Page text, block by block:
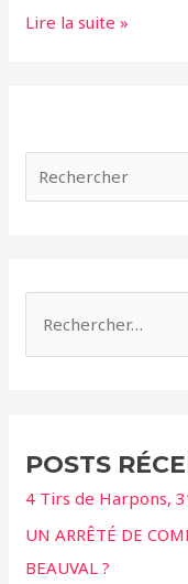
Lettre
Suite
l’ours
Micha,
nos
saisie
de
des
animaux
Lire la suite »
r
c
h
e
POSTS
4 Tirs de Harpons,
UN ARRÊTÉ DE
BEAUVAL ?